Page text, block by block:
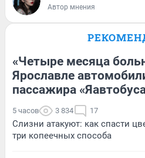
Автор мнения
«Четыре месяца
Ярославле
пассажира
5 часов 3 834 17
Слизни атакуют: как спасти
три копеечных способа